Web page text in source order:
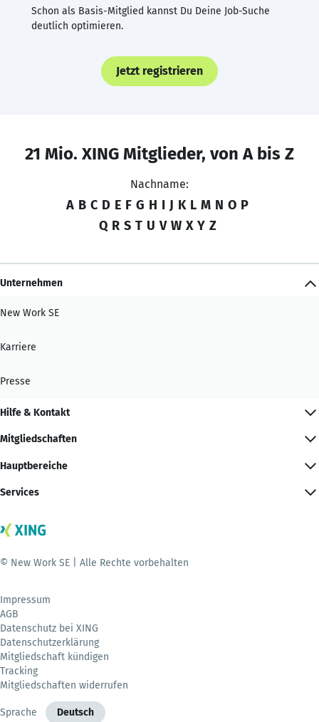
Schon als Basis-Mitglied kannst Du Deine Job-Suche
deutlich optimieren.
Jetzt registrieren
21 Mio. XING Mitglieder, von A bis Z
Nachname:
A B C D E F G H I J K L M N O P
Q R S T U V W X Y Z
Unternehmen
New Work SE
Karriere
Presse
Hilfe & Kontakt
Mitgliedschaften
Hauptbereiche
Services
© New Work SE | Alle Rechte vorbehalten
Impressum
AGB
Datenschutz bei XING
Datenschutzerklärung
Mitgliedschaft kündigen
Tracking
Mitgliedschaften widerrufen
Sprache Deutsch